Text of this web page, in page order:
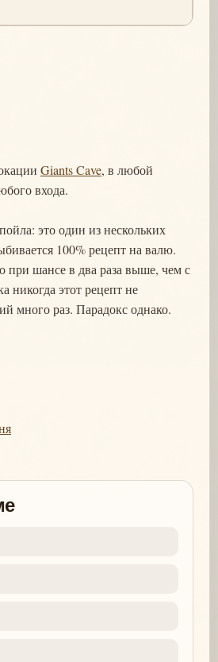
Giants Cave, в любой
входа.
это один из нескольких
100% рецепт на валю.
при шансе в два раза выше, чем с
никогда этот рецепт не
много раз. Парадокс однако.